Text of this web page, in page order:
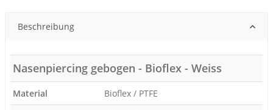
Beschreibung
Nasenpiercing gebogen - Bioflex - Weiss
Material Bioflex / PTFE